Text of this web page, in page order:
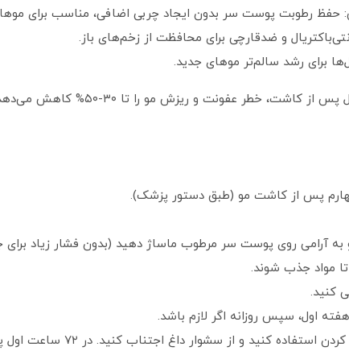
حفظ رطوبت پوست سر بدون ایجاد چربی اضافی، مناسب برای
و ضدقارچی برای محافظت از زخم‌های باز.
برای رشد سالم‌تر موهای جدید.
مو را تا ۳۰-۵۰% کاهش می‌دهد (بر اساس مطالعات عمومی روی شامپوهای مشابه).
پس از کاشت مو (طبق دستور پزشک).
به آرامی روی پوست سر مرطوب ماساژ دهید (بدون فشار زیاد برای
کنید.
و از سشوار داغ اجتناب کنید. در ۷۲ ساعت اول پس از کاشت، شستشو ممنوع است.